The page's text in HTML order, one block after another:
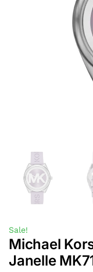
Sale!
Michael
Janelle